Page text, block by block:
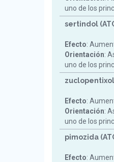
uno de los
sertindol
Efecto:
Orientación:
uno de los
zuclopentixol
Efecto:
Orientación:
uno de los
pimozida
Efecto: